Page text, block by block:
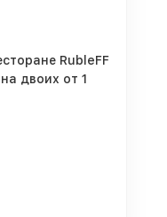
RubleFF
двоих от 1